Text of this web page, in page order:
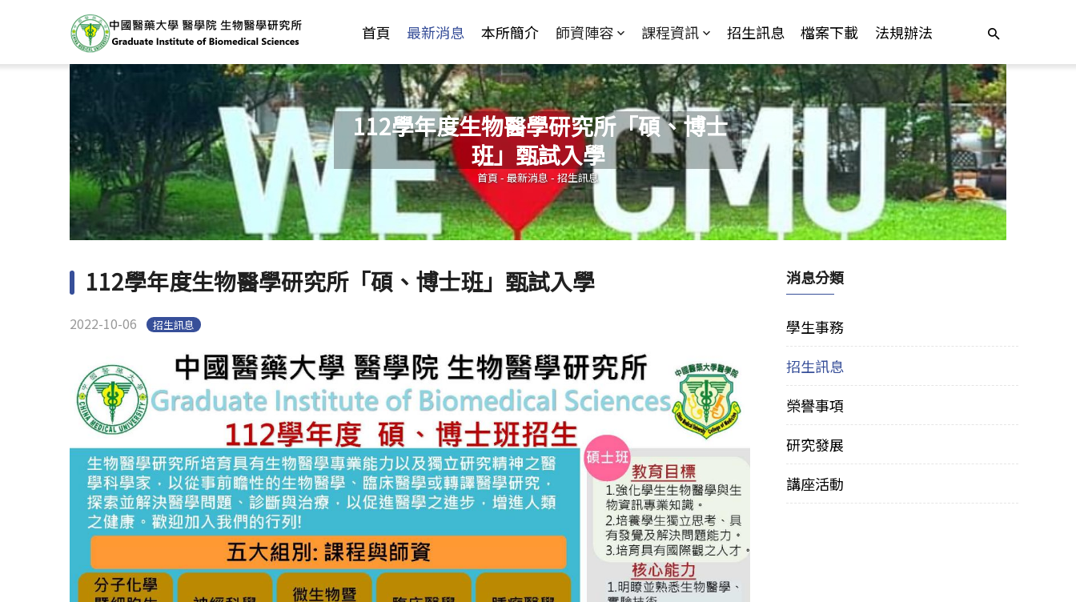
首頁 最新消息 本所簡介 師資陣容 課程資訊 招生訊息 檔案下載 法規辦法
112學年度生物醫學研究所「碩、博士
班」甄試入學
您在這裡
首頁-最新消息-招生訊息
112學年度生物醫學研究所「碩、博士班」甄試入學
2022-10-06 招生訊息
消息分類
學生事務
招生訊息
榮譽事項
研究發展
講座活動